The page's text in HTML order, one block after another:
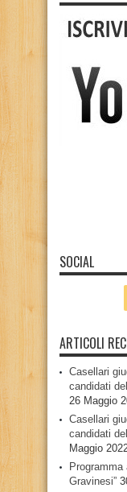
SOCIAL
ARTICOLI
Casellari
candidati
26 Maggio
Casellari
candidati
Maggio
Programma
Gravinesi”